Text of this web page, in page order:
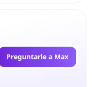
Preguntarle a Max